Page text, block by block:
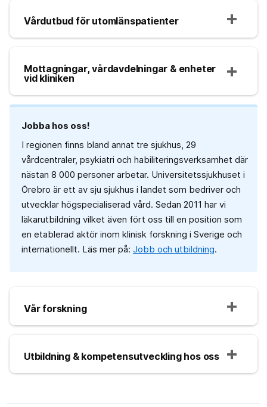
Vårdutbud för utomlänspatienter
Mottagningar, vårdavdelningar & enheter
vid kliniken
Jobba hos oss!
I regionen finns bland annat tre sjukhus, 29
vårdcentraler, psykiatri och habiliteringsverksamhet där
nästan 8 000 personer arbetar. Universitetssjukhuset i
Örebro är ett av sju sjukhus i landet som bedriver och
utvecklar högspecialiserad vård. Sedan 2011 har vi
läkarutbildning vilket även fört oss till en position som
en etablerad aktör inom klinisk forskning i Sverige och
internationellt. Läs mer på: Jobb och utbildning.
Vår forskning
Utbildning & kompetensutveckling hos oss